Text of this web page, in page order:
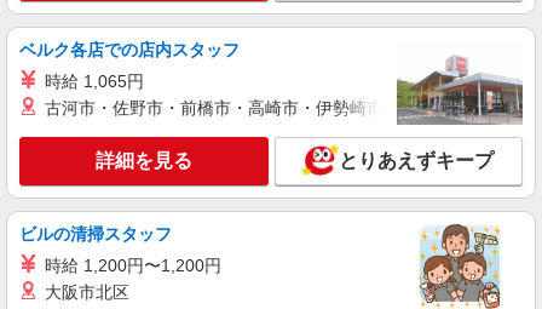
未経験：月給243,800円〜400,000円 経験者
（店長候補）：月給300,000円〜 ※試用期間中は
270,000円〜 ★固定残業手当：30,800円（月給に
あたり20時間、超過時は追加で残業手当支給 ※月
3万円まで交通費支給 ※試用期間（2〜3ヶ月）も
同条件 【手当】固定残業手当／資格手当／店舗職
制手当／住宅手当（実家外かつ賃貸の場合のみ別
途支給）※試用期間明けから支給／特別手当 ※手
当の種類はエリアにより異なります。詳細は面接
時にお尋ねください。
≪横浜ジョイナス店≫ 神奈川県横浜市西区南
キープ 詳細を見る
アルバイト パート
COCO DEAL（ココディール） ルミネ横浜店
アパレル販売スタッフ
時給1230円〜＋交通費支給（月2万円迄）
ベルク各店での店内スタッフ
時給 1,065円
古河市・佐野市・前橋市・高崎市・伊勢崎市・太田市・館林市
詳細を見る とりあえずキープ
ビルの清掃スタッフ
時給 1,200円〜1,200円
大阪市北区